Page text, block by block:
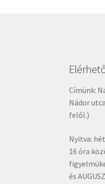
Címünk:
Nádor
felől.)
Nyitva:
16 óra
és